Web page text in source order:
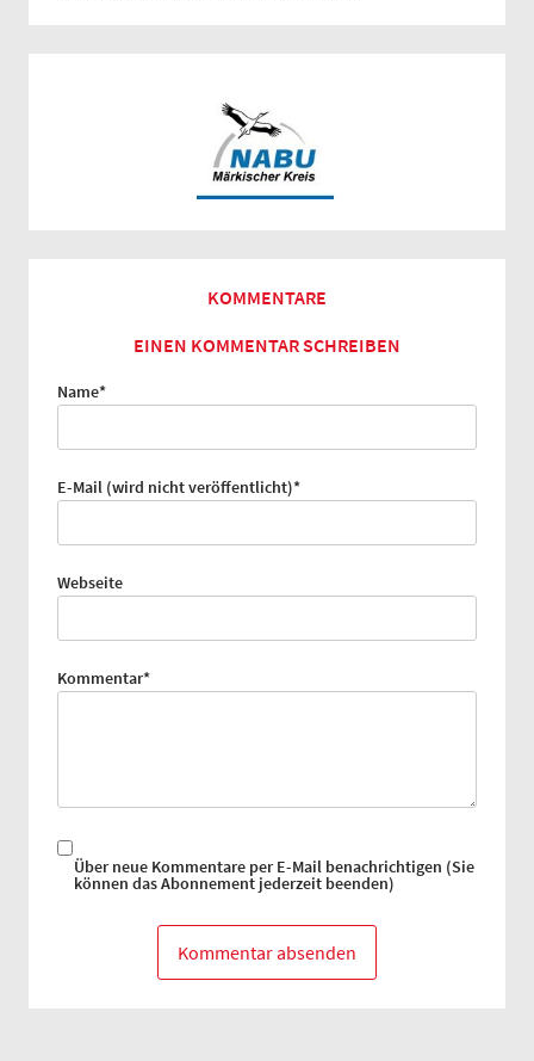
KOMMENTARE
EINEN KOMMENTAR SCHREIBEN
Pflichtfeld
Name*
Pflichtfeld
E-Mail (wird nicht veröffentlicht)*
Webseite
Pflichtfeld
Kommentar*
Über neue Kommentare per E-Mail benachrichtigen (Sie
können das Abonnement jederzeit beenden)
Kommentar absenden